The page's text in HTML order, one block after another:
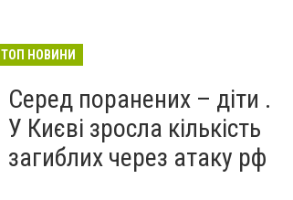
ТОП НОВИНИ
Серед поранених – діти .
У Києві зросла кількість
загиблих через атаку рф